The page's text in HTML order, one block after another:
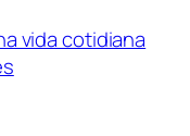
vida cotidiana